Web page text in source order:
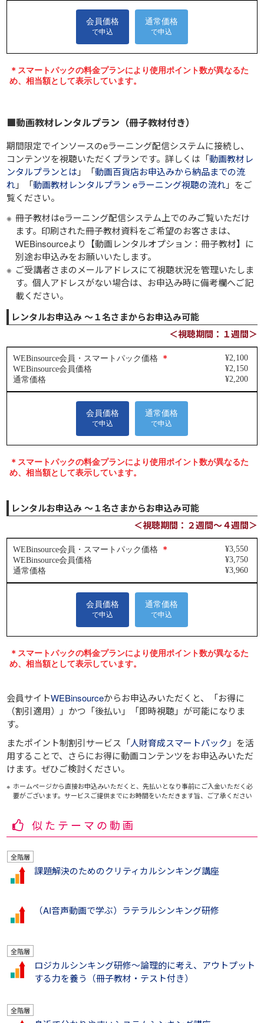
■動画教材レンタルプラン（冊子教材付き）
期間限定でインソースのeラーニング配信システムに接続し、
コンテンツを視聴いただくプランです。詳しくは「動画教材レ
ンタルプランとは 」「動画百貨店お申込みから納品までの流
れ」「動画教材レンタルプラン eラーニング視聴の流れ」をご
覧ください。
冊子教材はeラーニング配信システム上でのみご覧いただけ
ます。印刷された冊子教材資料をご希望のお客さまは、
WEBinsourceより【動画レンタルオプション：冊子教材】に
別途お申込みをお願いいたします。
ご受講者さまのメールアドレスにて視聴状況を管理いたしま
す。個人アドレスがない場合は、お申込み時に備考欄へご記
載ください。
レンタルお申込み ～１名さまからお申込み可能
＜視聴期間：１週間＞
レンタルお申込み ～１名さまからお申込み可能
＜視聴期間：２週間～４週間＞
会員サイトWEBinsourceからお申込みいただくと、
「お得に
（割引適用）」 かつ 「後払い」 「即時視聴」 が可能になりま
す。
またポイント制割引サービス「人財育成スマートパック 」を活
用することで、さらにお得に動画コンテンツをお申込みいただ
けます。ぜひご検討ください。
ホームページから直接お申込みいただくと、先払いとなり事前にご入金いただく必
要がございます。サービスご提供までにお時間をいただきます旨、ご了承ください
似たテーマの動画
全階層
課題解決のためのクリティカルシンキング講座
（AI音声動画で学ぶ）ラテラルシンキング研修
全階層
ロジカルシンキング研修～論理的に考え、アウトプット
する力を養う（冊子教材・テスト付き）
全階層